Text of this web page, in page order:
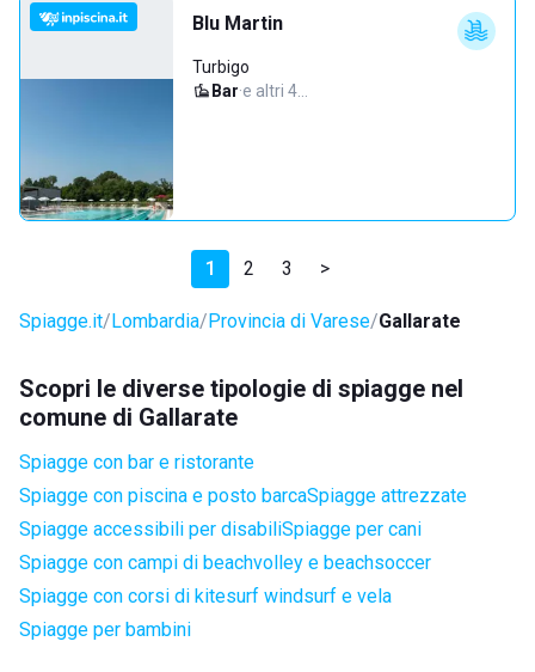
Blu Martin
Turbigo
Bar·e altri 4…
1 2 3 >
Spiagge.it Lombardia Provincia di Varese Gallarate
Scopri le diverse tipologie di spiagge nel
comune di Gallarate
Spiagge con bar e ristorante
Spiagge con piscina e posto barcaSpiagge attrezzate
Spiagge accessibili per disabiliSpiagge per cani
Spiagge con campi di beachvolley e beachsoccer
Spiagge con corsi di kitesurf windsurf e vela
Spiagge per bambini